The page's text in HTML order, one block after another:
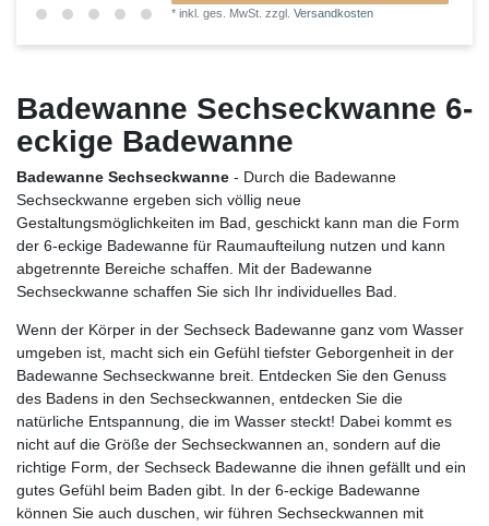
*inkl. ges. MwSt. zzgl.Versandkosten
Badewanne Sechseckwanne 6-
eckige Badewanne
Badewanne Sechseckwanne - Durch die Badewanne
Sechseckwanne ergeben sich völlig neue
Gestaltungsmöglichkeiten im Bad, geschickt kann man die Form
der 6-eckige Badewanne für Raumaufteilung nutzen und kann
abgetrennte Bereiche schaffen. Mit der Badewanne
Sechseckwanne schaffen Sie sich Ihr individuelles Bad.
Wenn der Körper in der Sechseck Badewanne ganz vom Wasser
umgeben ist, macht sich ein Gefühl tiefster Geborgenheit in der
Badewanne Sechseckwanne breit. Entdecken Sie den Genuss
des Badens in den Sechseckwannen, entdecken Sie die
natürliche Entspannung, die im Wasser steckt! Dabei kommt es
nicht auf die Größe der Sechseckwannen an, sondern auf die
richtige Form, der Sechseck Badewanne die ihnen gefällt und ein
gutes Gefühl beim Baden gibt. In der 6-eckige Badewanne
können Sie auch duschen, wir führen Sechseckwannen mit